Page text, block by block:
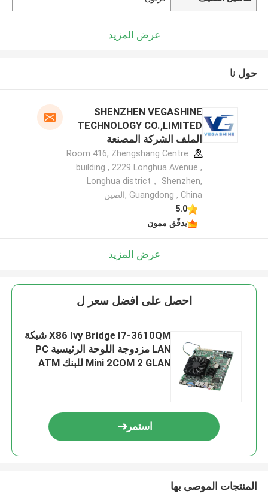
عرض المزيد
حول نا
SHENZHEN VEGASHINE
TECHNOLOGY CO.,LIMITED
الملف الشركة المصنعة
Room 416, Zhengshang Centre
building , 2229 Longhua Avenue ,
Longhua district， Shenzhen,
Guangdong , China ,الصين
5.0
يدقّق ممون
عرض المزيد
احصل على افضل سعر ل
X86 Ivy Bridge I7-3610QM شبكة
LAN مزدوجة اللوحة الرئيسية PC
Mini 2COM 2 GLAN للبنك ATM
استمر
المنتجات الموصى بها